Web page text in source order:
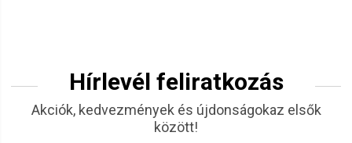
Hírlevél feliratkozás
Akciók, kedvezmények és újdonságokaz elsők
között!